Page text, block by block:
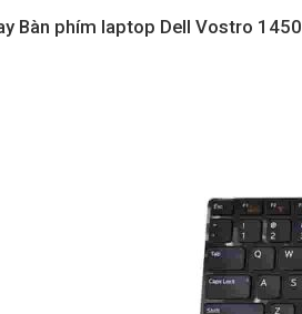
Bàn phím laptop Dell Vostro 1450